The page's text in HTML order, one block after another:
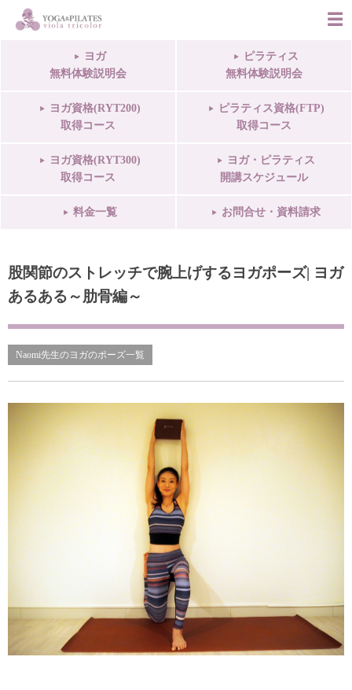
ヨガ
無料体験説明会
ピラティス
無料体験説明会
ヨガ資格(RYT200)
取得コース
ピラティス資格(FTP)
取得コース
ヨガ資格(RYT300)
取得コース
ヨガ・ピラティス
開講スケジュール
料金一覧 お問合せ・資料請求
股関節のストレッチで腕上げするヨガポーズ| ヨガ
あるある～肋骨編～
Naomi先生のヨガのポーズ一覧